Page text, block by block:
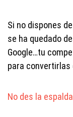
Si no dispones
se ha quedado
Google…tu
para convertirlas
No des la